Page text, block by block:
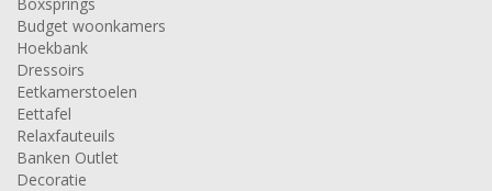
Budget woonkamers
Hoekbank
Dressoirs
Eetkamerstoelen
Eettafel
Relaxfauteuils
Banken Outlet
Decoratie